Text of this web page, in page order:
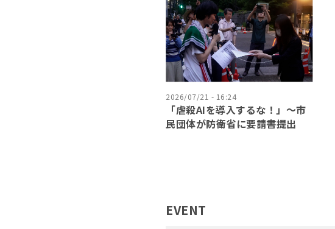
2026/07/21 - 16:24
「虐殺AIを導入するな！」〜市
民団体が防衛省に要請書提出
EVENT